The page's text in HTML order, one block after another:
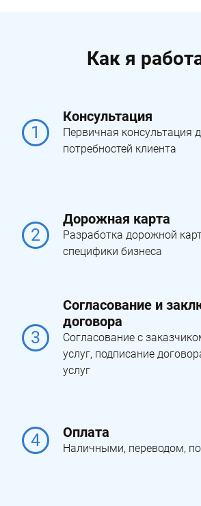
Как я
1
Консультация
Первичная консультация
потребностей клиента
2
Дорожная карта
Разработка дорожной
специфики бизнеса
3
Согласование и
договора
Согласование с
услуг, подписание
услуг
4 Оплата
Наличными, переводом,